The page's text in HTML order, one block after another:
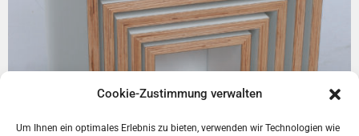
Cookie-Zustimmung verwalten
Um Ihnen ein optimales Erlebnis zu bieten, verwenden wir Technologien wie